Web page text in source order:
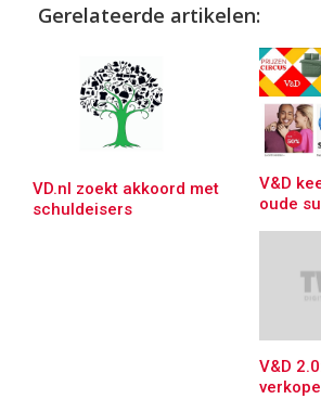
Gerelateerde artikelen:
VD.nl zoekt akkoord met
schuldeisers
V&D
oude
V&D